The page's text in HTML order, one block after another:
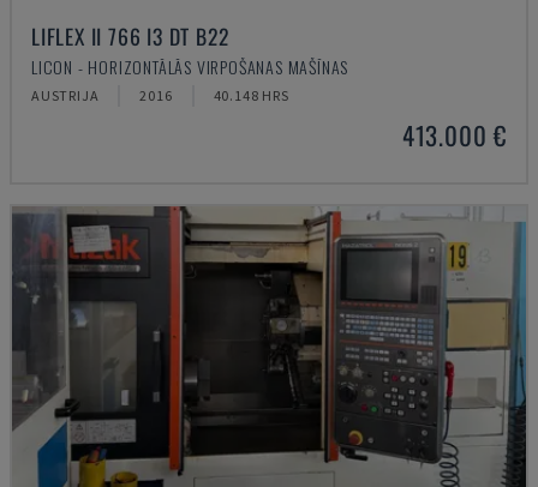
LIFLEX II 766 I3 DT B22
LICON - HORIZONTĀLĀS VIRPOŠANAS MAŠĪNAS
AUSTRIJA 2016 40.148 HRS
413.000 €